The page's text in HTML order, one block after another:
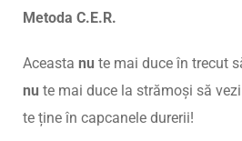
Metoda C.E.R.
Aceasta nu te mai duce în trecut
nu te mai duce la strămoși să
te ține în capcanele durerii!